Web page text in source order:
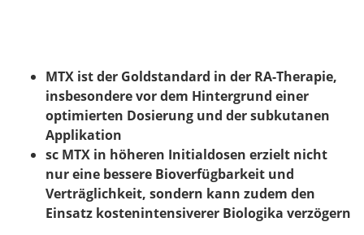
MTX ist der Goldstandard in der RA-Therapie,
insbesondere vor dem Hintergrund einer
optimierten Dosierung und der subkutanen
Applikation
sc MTX in höheren Initialdosen erzielt nicht
nur eine bessere Bioverfügbarkeit und
Verträglichkeit, sondern kann zudem den
Einsatz kostenintensiverer Biologika verzögern